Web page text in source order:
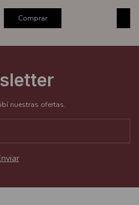
Comprar
nuestras ofertas.